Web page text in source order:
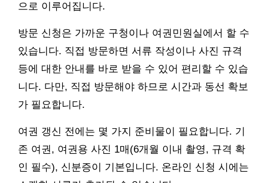
으로 이루어집니다.
방문 신청은 가까운 구청이나 여권민원실에서 할 수
있습니다. 직접 방문하면 서류 작성이나 사진 규격
등에 대한 안내를 바로 받을 수 있어 편리할 수 있습
니다. 다만, 직접 방문해야 하므로 시간과 동선 확보
가 필요합니다.
여권 갱신 전에는 몇 가지 준비물이 필요합니다. 기
존 여권, 여권용 사진 1매(6개월 이내 촬영, 규격 확
인 필수), 신분증이 기본입니다. 온라인 신청 시에는